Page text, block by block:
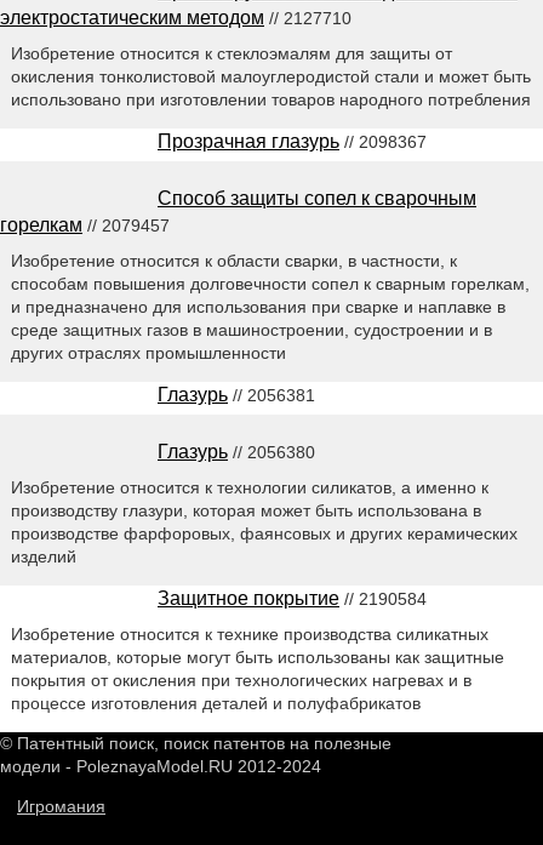
электростатическим методом // 2127710
Изобретение относится к стеклоэмалям для защиты от
окисления тонколистовой малоуглеродистой стали и может быть
использовано при изготовлении товаров народного потребления
Прозрачная глазурь // 2098367
Способ защиты сопел к сварочным
горелкам // 2079457
Изобретение относится к области сварки, в частности, к
способам повышения долговечности сопел к сварным горелкам,
и предназначено для использования при сварке и наплавке в
среде защитных газов в машиностроении, судостроении и в
других отраслях промышленности
Глазурь // 2056381
Глазурь // 2056380
Изобретение относится к технологии силикатов, а именно к
производству глазури, которая может быть использована в
производстве фарфоровых, фаянсовых и других керамических
изделий
Защитное покрытие // 2190584
Изобретение относится к технике производства силикатных
материалов, которые могут быть использованы как защитные
покрытия от окисления при технологических нагревах и в
процессе изготовления деталей и полуфабрикатов
© Патентный поиск, поиск патентов на полезные
модели - PoleznayaModel.RU 2012-2024
Игромания